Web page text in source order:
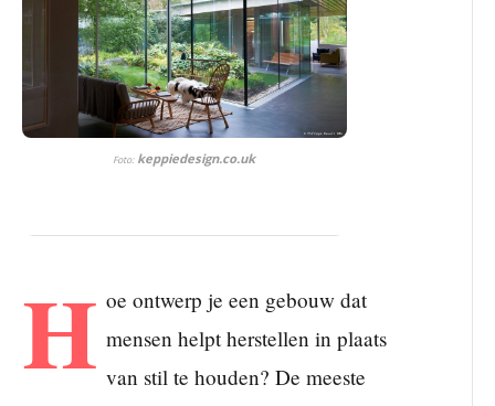
Foto: keppiedesign.co.uk
H oe ontwerp je een gebouw dat
mensen helpt herstellen in plaats
van stil te houden? De meeste